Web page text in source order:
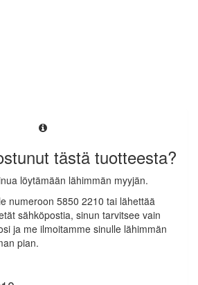
tästä tuotteesta?
löytämään lähimmän myyjän.
numeroon 5850 2210 tai lähettää
sähköpostia, sinun tarvitsee vain
ja me ilmoitamme sinulle lähimmän
pian.